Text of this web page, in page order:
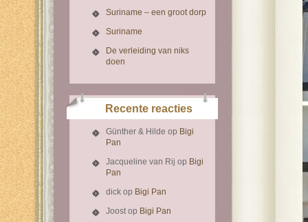
Suriname – een groot dorp
Suriname
De verleiding van niks
doen
Recente reacties
Günther & Hilde op Bigi
Pan
Jacqueline van Rij op Bigi
Pan
dick op Bigi Pan
Joostop Bigi Pan